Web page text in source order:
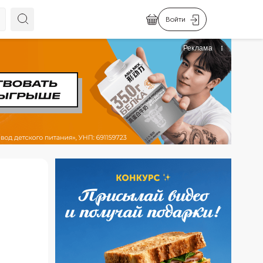
Войти